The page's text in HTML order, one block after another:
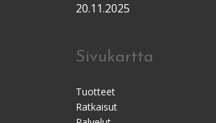
20.11.2025
Sivukartta
Tuotteet
Ratkaisut